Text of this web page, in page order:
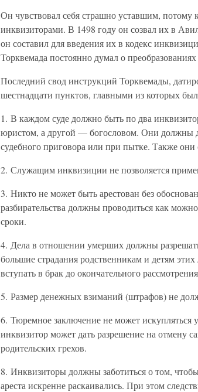
Он чувствовал себя страшно уставшим, потому
инквизиторами. В 1498 году он созвал их в
он составил для введения их в кодекс
Торквемада постоянно думал о
Последний свод инструкций Торквемады,
шестнадцати пунктов, главными из которых
1. В каждом суде должно быть по два
юристом, а другой — богословом. Они должны
судебного приговора или при пытке. Также они
2. Служащим инквизиции не позволяется
3. Никто не может быть арестован без
разбирательства должны проводиться как
сроки.
4. Дела в отношении умерших должны
большие страдания родственникам и детям
вступать в брак до окончательного
5. Размер денежных взиманий (штрафов) не
6. Тюремное заключение не может искупляться
инквизитор может дать разрешение на отмену
родительских грехов.
8. Инквизиторы должны заботиться о том,
ареста искренне раскаивались. При этом